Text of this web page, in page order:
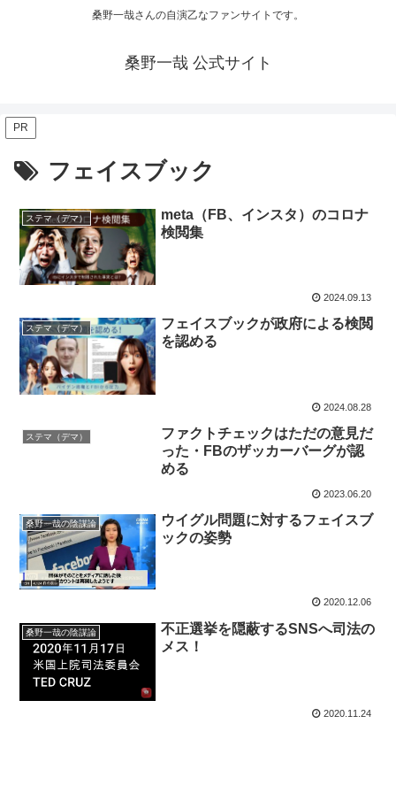
桑野一哉さんの自演乙なファンサイトです。
桑野一哉 公式サイト
PR
フェイスブック
ステマ（デマ）
meta（FB、インスタ）のコロナ
検閲集
2024.09.13
ステマ（デマ）
フェイスブックが政府による検閲
を認める
2024.08.28
ステマ（デマ）
ファクトチェックはただの意見だ
った・FBのザッカーバーグが認
める
2023.06.20
桑野一哉の陰謀論
ウイグル問題に対するフェイスブ
ックの姿勢
2020.12.06
桑野一哉の陰謀論
不正選挙を隠蔽するSNSへ司法の
メス！
2020.11.24